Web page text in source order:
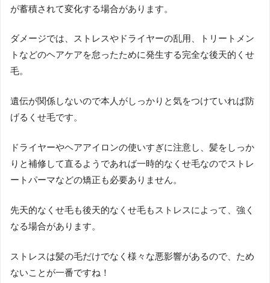
が蓄積されて変化する場合があります。
ダメージでは、ストレスやドライヤーの乱用、トリートメン
トなどのヘアケアを怠ったために発生する完全な後天的くせ
毛。
遺伝が関係しないので本人がしっかりと気をつけていれば防
げるくせ毛です。
ドライヤーやヘアアイロンの使いすぎに注意し、髪をしっか
りと補修して直るようであれば一時的なくせ毛なのでストレ
ートパーマなどの矯正も必要ありません。
先天的なくせ毛も後天的なくせ毛もストレスによって、強く
なる場合があります。
ストレスは髪の毛だけでなく様々な悪影響があるので、ため
ないことが一番ですね！